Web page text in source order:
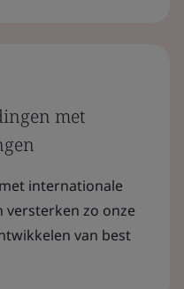
met
internationale
zo onze
van best